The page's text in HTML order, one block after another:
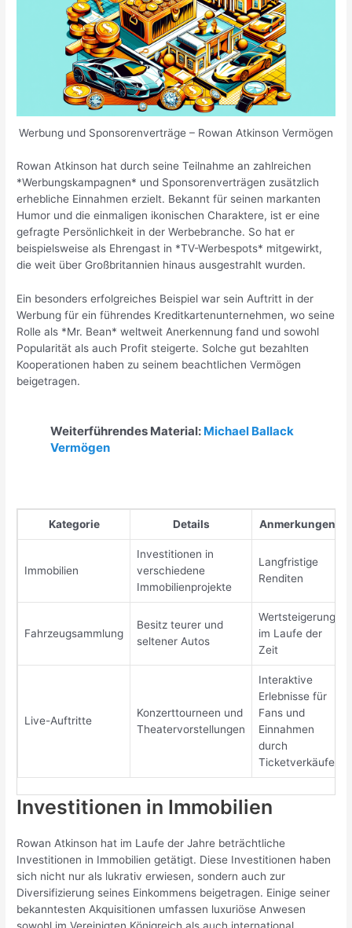
Werbung und Sponsorenverträge – Rowan Atkinson Vermögen
Rowan Atkinson hat durch seine Teilnahme an zahlreichen
*Werbungskampagnen* und Sponsorenverträgen zusätzlich
erhebliche Einnahmen erzielt. Bekannt für seinen markanten
Humor und die einmaligen ikonischen Charaktere, ist er eine
gefragte Persönlichkeit in der Werbebranche. So hat er
beispielsweise als Ehrengast in *TV-Werbespots* mitgewirkt,
die weit über Großbritannien hinaus ausgestrahlt wurden.
Ein besonders erfolgreiches Beispiel war sein Auftritt in der
Werbung für ein führendes Kreditkartenunternehmen, wo seine
Rolle als *Mr. Bean* weltweit Anerkennung fand und sowohl
Popularität als auch Profit steigerte. Solche gut bezahlten
Kooperationen haben zu seinem beachtlichen Vermögen
beigetragen.
Weiterführendes Material: Michael Ballack
Vermögen
Kategorie Details Anmerkungen
Immobilien
Investitionen in
verschiedene
Immobilienprojekte
Langfristige
Renditen
Fahrzeugsammlung
Besitz teurer und
seltener Autos
Wertsteigerung
im Laufe der
Zeit
Live-Auftritte
Konzerttourneen und
Theatervorstellungen
Interaktive
Erlebnisse für
Fans und
Einnahmen
durch
Ticketverkäufe
Investitionen in Immobilien
Rowan Atkinson hat im Laufe der Jahre beträchtliche
Investitionen in Immobilien getätigt. Diese Investitionen haben
sich nicht nur als lukrativ erwiesen, sondern auch zur
Diversifizierung seines Einkommens beigetragen. Einige seiner
bekanntesten Akquisitionen umfassen luxuriöse Anwesen
sowohl im Vereinigten Königreich als auch international.